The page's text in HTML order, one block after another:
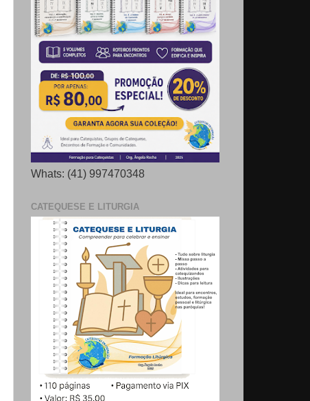
Whats: (41) 997470348
CATEQUESE E LITURGIA